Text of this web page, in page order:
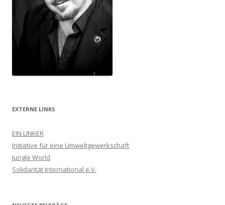
EXTERNE LINKS
EIN LINKER
Initiative für eine Umweltgewerkschaft
Jungle World
Solidarität International e.V.